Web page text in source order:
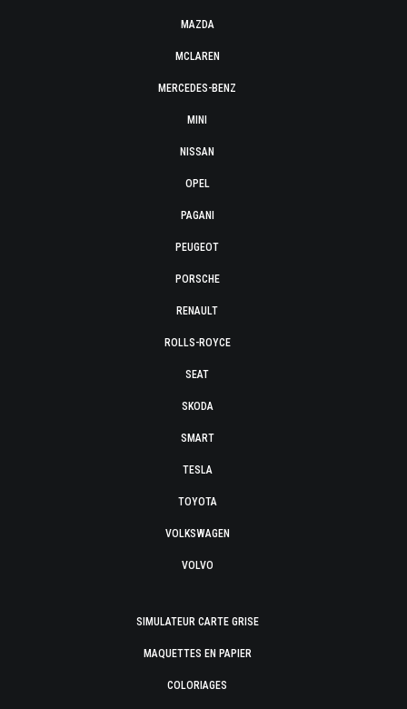
MAZDA
MCLAREN
MERCEDES-BENZ
MINI
NISSAN
OPEL
PAGANI
PEUGEOT
PORSCHE
RENAULT
ROLLS-ROYCE
SEAT
SKODA
SMART
TESLA
TOYOTA
VOLKSWAGEN
VOLVO
SIMULATEUR CARTE GRISE
MAQUETTES EN PAPIER
COLORIAGES